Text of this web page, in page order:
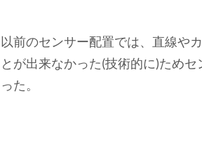
以前のセンサー配置では、直線や
とが出来なかった(技術的に)ため
った。